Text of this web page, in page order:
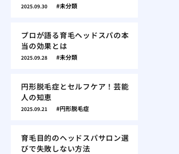
2025.09.30 未分類
プロが語る育毛ヘッドスパの本
当の効果とは
2025.09.28 未分類
円形脱毛症とセルフケア！芸能
人の知恵
2025.09.21 円形脱毛症
育毛目的のヘッドスパサロン選
びで失敗しない方法